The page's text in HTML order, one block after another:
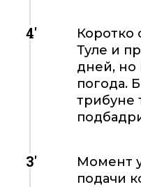
4'
Коротко
Туле и
дней, но
погода.
трибуне
3'
Момент
подачи